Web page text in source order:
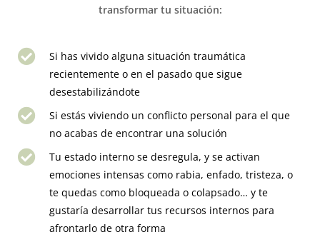
transformar tu situación:
Si has vivido alguna situación traumática
recientemente o en el pasado que sigue
desestabilizándote
Si estás viviendo un conflicto personal para el que
no acabas de encontrar una solución
Tu estado interno se desregula, y se activan
emociones intensas como rabia, enfado, tristeza, o
te quedas como bloqueada o colapsado… y te
gustaría desarrollar tus recursos internos para
afrontarlo de otra forma